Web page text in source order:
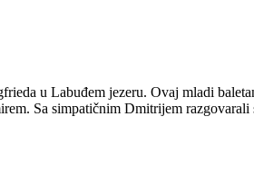
u Labuđem jezeru. Ovaj mladi
Sa simpatičnim Dmitrijem